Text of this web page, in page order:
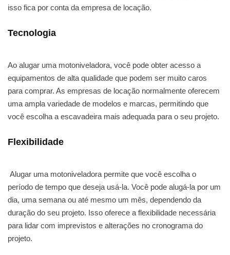
isso fica por conta da empresa de locação.
Tecnologia
Ao alugar uma motoniveladora, você pode obter acesso a
equipamentos de alta qualidade que podem ser muito caros
para comprar. As empresas de locação normalmente oferecem
uma ampla variedade de modelos e marcas, permitindo que
você escolha a escavadeira mais adequada para o seu projeto.
Flexibilidade
Alugar uma motoniveladora permite que você escolha o
período de tempo que deseja usá-la. Você pode alugá-la por um
dia, uma semana ou até mesmo um mês, dependendo da
duração do seu projeto. Isso oferece a flexibilidade necessária
para lidar com imprevistos e alterações no cronograma do
projeto.